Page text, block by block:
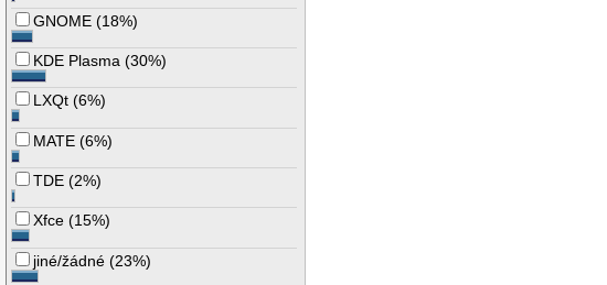
GNOME (18%)
KDE Plasma (30%)
LXQt (6%)
MATE (6%)
TDE (2%)
Xfce (15%)
jiné/žádné (23%)